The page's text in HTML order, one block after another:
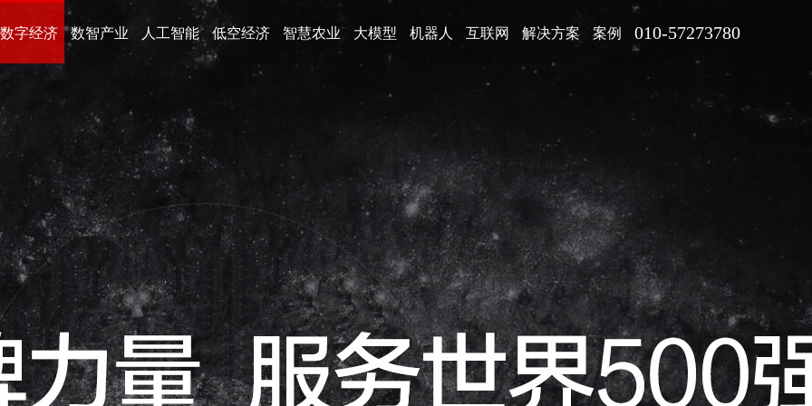
数字经济 数智产业 人工智能 低空经济 智慧农业 大模型 机器人 互联网 解决方案 案例 010-57273780